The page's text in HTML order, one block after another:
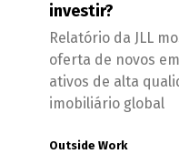
investir?
Relatório da JLL
oferta de novos
ativos de alta
imobiliário global
Outside Work